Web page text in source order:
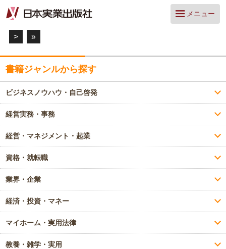
メニュー
> »
書籍ジャンルから探す
ビジネスノウハウ・自己啓発
経営実務・事務
経営・マネジメント・起業
資格・就転職
業界・企業
経済・投資・マネー
マイホーム・実用法律
教養・雑学・実用